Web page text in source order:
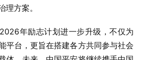
理方案。
年励志计划进一步升级，不仅为
平台，更旨在搭建各方共同参与社会